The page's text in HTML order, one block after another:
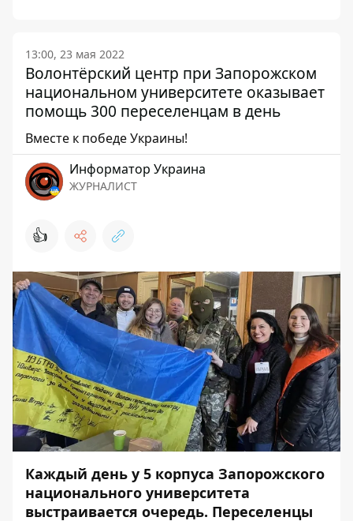
13:00, 23 мая 2022
Волонтёрский центр при Запорожском
национальном университете оказывает
помощь 300 переселенцам в день
Вместе к победе Украины!
Информатор Украина
ЖУРНАЛИСТ
👍
Каждый день у 5 корпуса Запорожского
национального университета
выстраивается очередь. Переселенцы